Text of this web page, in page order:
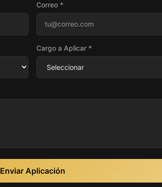
Correo *
Cargo a Aplicar *
Enviar Aplicación